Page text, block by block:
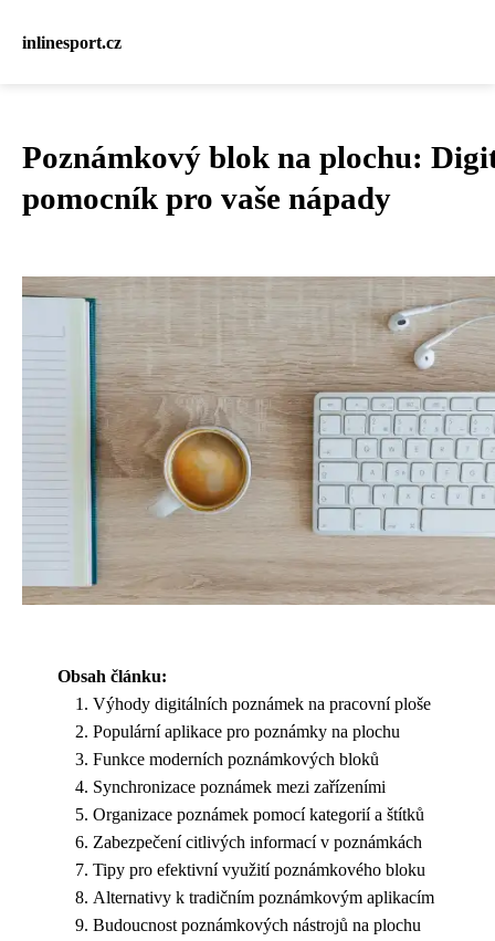
inlinesport.cz
Poznámkový blok na plochu:
pomocník pro vaše nápady
Obsah článku:
Výhody digitálních poznámek na pracovní ploše
Populární aplikace pro poznámky na plochu
Funkce moderních poznámkových bloků
Synchronizace poznámek mezi zařízeními
Organizace poznámek pomocí kategorií a štítků
Zabezpečení citlivých informací v poznámkách
Tipy pro efektivní využití poznámkového bloku
Alternativy k tradičním poznámkovým aplikacím
Budoucnost poznámkových nástrojů na plochu